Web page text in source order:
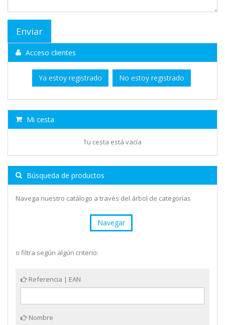
Acceso clientes
Ya estoy registrado No estoy registrado
Mi cesta
Tu cesta está vacía
Búsqueda de productos
Navega nuestro catálogo a través del árbol de categorías
Navegar
o filtra según algún criterio:
Referencia | EAN
Nombre